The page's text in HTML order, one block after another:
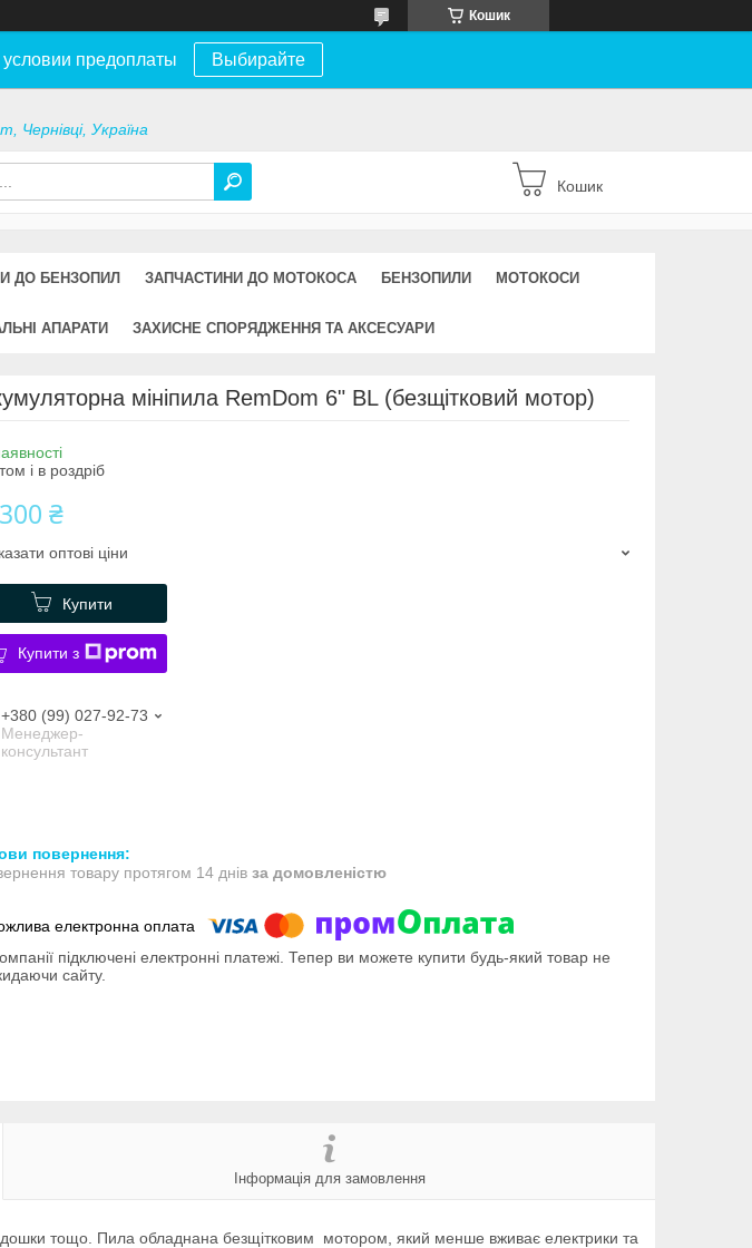
Кошик
условии предоплаты Выбирайте
Чернівці, Україна
Кошик
ДО БЕНЗОПИЛ ЗАПЧАСТИНИ ДО МОТОКОСА БЕНЗОПИЛИ МОТОКОСИ
АПАРАТИ ЗАХИСНЕ СПОРЯДЖЕННЯ ТА АКСЕСУАРИ
мініпила RemDom 6" BL (безщітковий мотор)
і в роздріб
₴
оптові ціни
Купити
Купити з
+380 (99) 027-92-73
Менеджер-
консультант
товару протягом 14 днів за домовленістю
підключені електронні платежі. Тепер ви можете купити будь-який товар не
сайту.
Інформація для замовлення
тощо. Пила обладнана безщітковим мотором, який менше вживає електрики та